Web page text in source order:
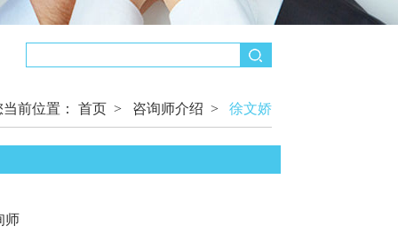
当前位置： 首页 > 咨询师介绍 > 徐文娇
师